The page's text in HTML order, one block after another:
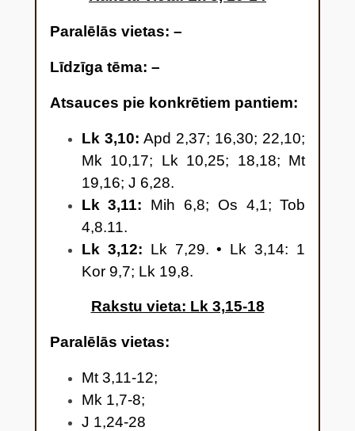
atbildēja: “Es jūs gan kristīju
par mani, kam es neesmu
cienīgs atraisīt sandaļu siksnas,
ugunī. 17 Ar vētekli rokā viņš
iztīrīs klonu un savāks kviešus
savā klētī, bet pelavas
sadedzinās neizdzēšamā ugunī.”
18 Vēl daudz citu pamācību
Jānis deva ļaudīm, sludinādams
evaņģēliju.
Paralēlās vietas: –
Līdzīga tēma: –
Atsauces pie konkrētiem pantiem:
Lk 3,10: Apd 2,37; 16,30; 22,10;
Mk 10,17; Lk 10,25; 18,18; Mt
19,16; J 6,28.
Lk 3,11: Mih 6,8; Os 4,1; Tob
4,8.11.
Lk 3,12: Lk 7,29. • Lk 3,14: 1
Kor 9,7; Lk 19,8.
Rakstu vieta: Lk 3,15-18
Paralēlās vietas:
Mt 3,11-12;
Mk 1,7-8;
J 1,24-28